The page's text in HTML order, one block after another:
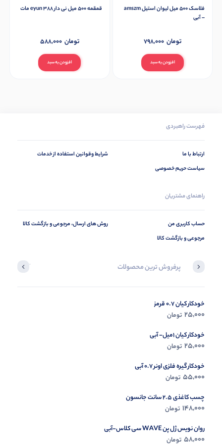
فلاسک 500 میل لیوان استیل amszm
– آبی
افزودن به سبد
798,000 تومان
قمقمه 500 میل نی دار 388 eyun مات
افزودن به سبد
588,000 تومان
فهرست راهبردی
ارتباط با ما
سیاست حریم خصوصی
شرایط وقوانین استفاده از خدمات
راهنمای مشتریان
حساب کاربری من
مرجوعی و بازگشت کالا
روش های ارسال، مرجوعی و بازگشت کالا
پرفروش ترین محصولات آخرین
خودکار کیان 0.7 قرمز
25,000 تومان
خودکار کیان 1میل- آبی
25,000 تومان
خودکار گیره فلزی اونر 0.7 آبی
55,000 تومان
چسب کاغذی 2.5 سانت جانسون
148,000 تومان
روان نویس ژل پن WAVE سی کلاس-آبی
58,000 تومان